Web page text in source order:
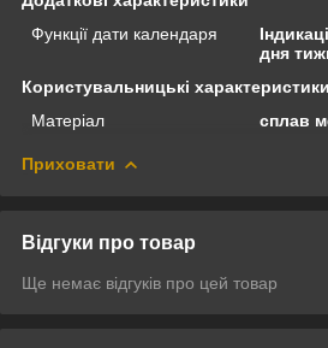
Функції дати календаря
дня
Користувальницькі характеристики
Матеріал
сплав
Приховати
Відгуки про товар
Ще немає відгуків про цей товар